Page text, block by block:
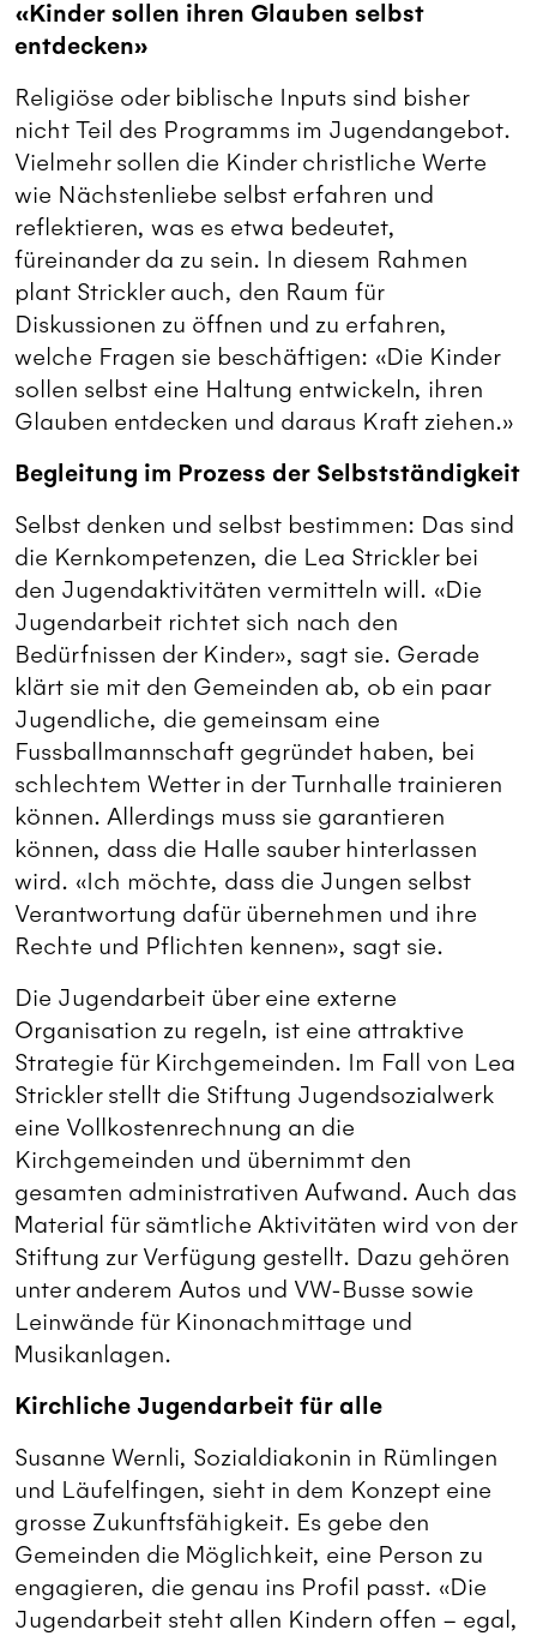
«Kinder sollen ihren Glauben selbst
entdecken»
Religiöse oder biblische Inputs sind bisher
nicht Teil des Programms im Jugendangebot.
Vielmehr sollen die Kinder christliche Werte
wie Nächstenliebe selbst erfahren und
reflektieren, was es etwa bedeutet,
füreinander da zu sein. In diesem Rahmen
plant Strickler auch, den Raum für
Diskussionen zu öffnen und zu erfahren,
welche Fragen sie beschäftigen: «Die Kinder
sollen selbst eine Haltung entwickeln, ihren
Glauben entdecken und daraus Kraft ziehen.»
Begleitung im Prozess der Selbstständigkeit
Selbst denken und selbst bestimmen: Das sind
die Kernkompetenzen, die Lea Strickler bei
den Jugendaktivitäten vermitteln will. «Die
Jugendarbeit richtet sich nach den
Bedürfnissen der Kinder», sagt sie. Gerade
klärt sie mit den Gemeinden ab, ob ein paar
Jugendliche, die gemeinsam eine
Fussballmannschaft gegründet haben, bei
schlechtem Wetter in der Turnhalle trainieren
können. Allerdings muss sie garantieren
können, dass die Halle sauber hinterlassen
wird. «Ich möchte, dass die Jungen selbst
Verantwortung dafür übernehmen und ihre
Rechte und Pflichten kennen», sagt sie.
Die Jugendarbeit über eine externe
Organisation zu regeln, ist eine attraktive
Strategie für Kirchgemeinden. Im Fall von Lea
Strickler stellt die Stiftung Jugendsozialwerk
eine Vollkostenrechnung an die
Kirchgemeinden und übernimmt den
gesamten administrativen Aufwand. Auch das
Material für sämtliche Aktivitäten wird von der
Stiftung zur Verfügung gestellt. Dazu gehören
unter anderem Autos und VW-Busse sowie
Leinwände für Kinonachmittage und
Musikanlagen.
Kirchliche Jugendarbeit für alle
Susanne Wernli, Sozialdiakonin in Rümlingen
und Läufelfingen, sieht in dem Konzept eine
grosse Zukunftsfähigkeit. Es gebe den
Gemeinden die Möglichkeit, eine Person zu
engagieren, die genau ins Profil passt. «Die
Jugendarbeit steht allen Kindern offen – egal,